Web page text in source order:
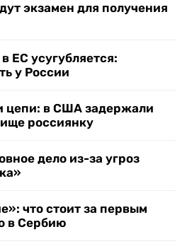
экзамен для получения
ЕС усугубляется:
у России
цепи: в США задержали
россиянку
дело из-за угроз
что стоит за первым
в Сербию